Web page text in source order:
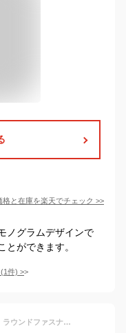
格と在庫を楽天でチェック >>
ノグラムデザインで
とができます。
(1件) >
ブルガリ BVLGARI ブルガリブルガリ ラウンドファスナー長財布 36933 ブラック 黒 BLACK ロングウォレット レディース メンズ クリスマスプレゼント ギフト 新生活